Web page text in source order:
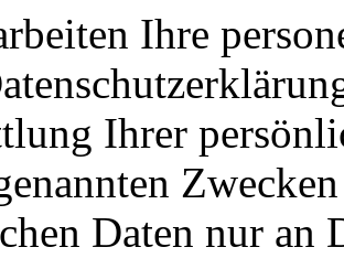
Ihre
Ihrer
Daten nur an